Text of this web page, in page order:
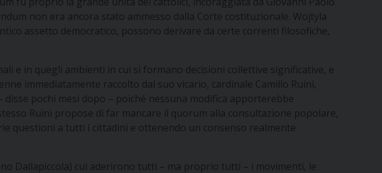
non era ancora stato ammesso dalla Corte costituzionale. Wojtyla
assetto democratico, possono derivare da certe correnti filosofiche,
e in quegli ambienti in cui si formano decisioni collettive significative, e
immediatamente raccolto dal suo vicario, cardinale Camillo Ruini,
pochi mesi dopo – poiché nessuna modifica apporterebbe
Ruini propose di far mancare il quorum alla consultazione popolare,
questioni a tutti i cittadini e ottenendo un consenso realmente
Dallapiccola) cui aderirono tutti – ma proprio tutti – i movimenti, le